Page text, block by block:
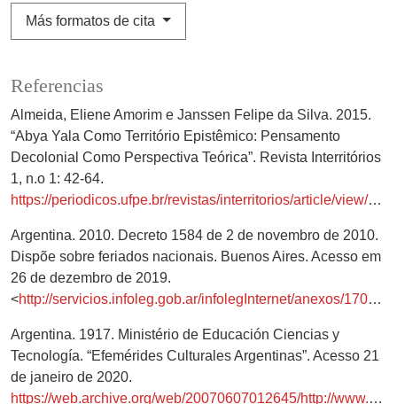
Más formatos de cita
Referencias
Almeida, Eliene Amorim e Janssen Felipe da Silva. 2015.
“Abya Yala Como Território Epistêmico: Pensamento
Decolonial Como Perspectiva Teórica”. Revista Interritórios
1, n.o 1: 42-64.
https://periodicos.ufpe.br/revistas/interritorios/article/view/5009
Argentina. 2010. Decreto 1584 de 2 de novembro de 2010.
Dispõe sobre feriados nacionais. Buenos Aires. Acesso em
26 de dezembro de 2019.
<http://servicios.infoleg.gob.ar/infolegInternet/anexos/17000074999/174389/texact.htm
Argentina. 1917. Ministério de Educación Ciencias y
Tecnología. “Efemérides Culturales Argentinas”. Acesso 21
de janeiro de 2020.
https://web.archive.org/web/20070607012645/http://www.me.gov.ar/